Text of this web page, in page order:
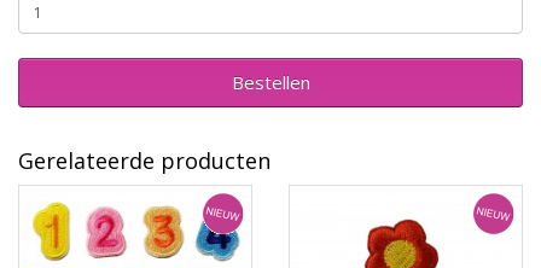
Bestellen
Gerelateerde producten